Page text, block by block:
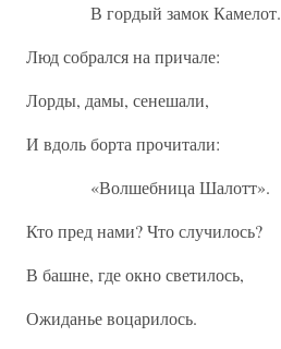
В гордый замок Камелот.
Люд собрался на причале:
Лорды, дамы, сенешали,
И вдоль борта прочитали:
«Волшебница Шалотт».
Кто пред нами? Что случилось?
В башне, где окно светилось,
Ожиданье воцарилось.